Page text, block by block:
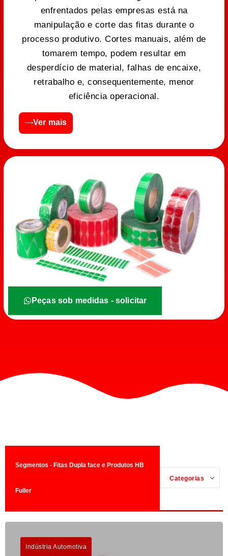
enfrentados pelas empresas está na
manipulação e corte das fitas durante o
processo produtivo. Cortes manuais, além de
tomarem tempo, podem resultar em
desperdício de material, falhas de encaixe,
retrabalho e, consequentemente, menor
eficiência operacional.
Ver mais
Peças sob medidas - solicitar
Segmentos - Fitas Dupla face e Produtos HB
Fuller
Categorias
Indústria Automotiva